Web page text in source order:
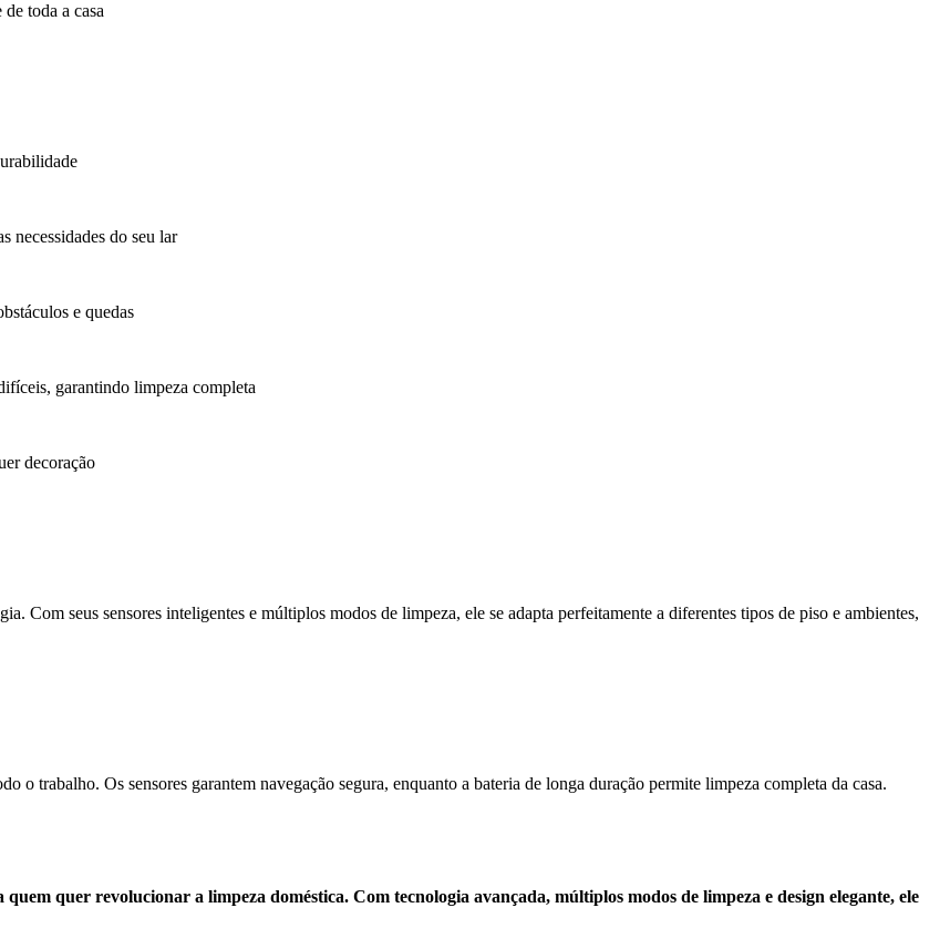
toda a casa
necessidades do seu lar
e quedas
garantindo limpeza completa
decoração
Com seus sensores inteligentes e múltiplos modos de limpeza, ele se adapta perfeitamente a diferentes tipos de piso e ambientes,
o trabalho. Os sensores garantem navegação segura, enquanto a bateria de longa duração permite limpeza completa da casa.
quer revolucionar a limpeza doméstica. Com tecnologia avançada, múltiplos modos de limpeza e design elegante, ele